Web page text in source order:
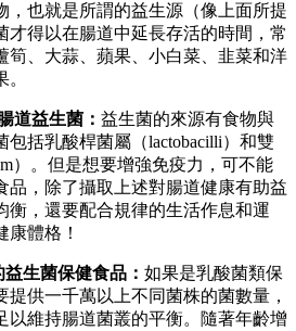
，也就是所謂的益生源（像上面所提
才得以在腸道中延長存活的時間，常
筍、大蒜、蘋果、小白菜、韭菜和洋
道益生菌： 益生菌的來源有食物與
括乳酸桿菌屬（lactobacilli）和雙
）。但是想要增強免疫力，可不能
品，除了攝取上述對腸道健康有助益
衡，還要配合規律的生活作息和運
體格！
生菌保健食品： 如果是乳酸菌類保
供一千萬以上不同菌株的菌數量，
以維持腸道菌叢的平衡。隨著年齡增